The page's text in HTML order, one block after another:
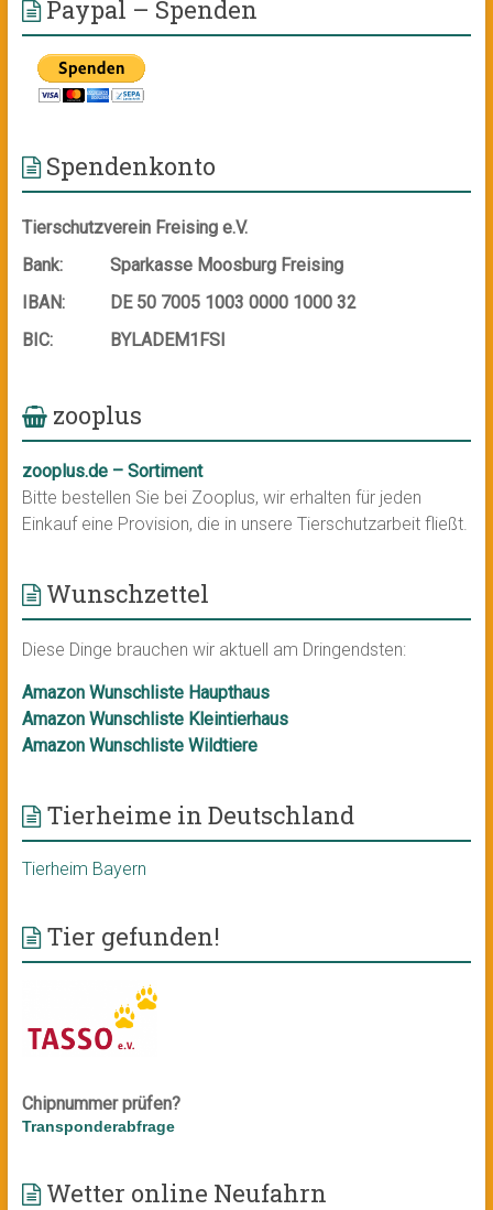
Paypal – Spenden
Spendenkonto
Tierschutzverein Freising e.V.
Bank:
Sparkasse Moosburg Freising
IBAN:
DE 50 7005 1003 0000 1000 32
BIC:
BYLADEM1FSI
zooplus
zooplus.de – Sortiment
Bitte bestellen Sie bei Zooplus, wir erhalten für jeden
Einkauf eine Provision, die in unsere Tierschutzarbeit fließt.
Wunschzettel
Diese Dinge brauchen wir aktuell am Dringendsten:
Amazon Wunschliste Haupthaus
Amazon Wunschliste Kleintierhaus
Amazon Wunschliste Wildtiere
Tierheime in Deutschland
Tierheim Bayern
Tier gefunden!
Chipnummer prüfen?
Transponderabfrage
Wetter online Neufahrn